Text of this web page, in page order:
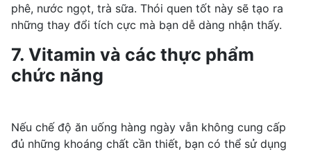
phê, nước ngọt, trà sữa. Thói quen tốt này sẽ tạo ra
những thay đổi tích cực mà bạn dễ dàng nhận thấy.
7. Vitamin và các thực phẩm
chức năng
Nếu chế độ ăn uống hàng ngày vẫn không cung cấp
đủ những khoáng chất cần thiết, bạn có thể sử dụng